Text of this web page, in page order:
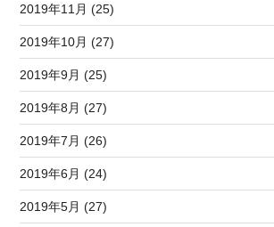
2019年11月 (25)
2019年10月 (27)
2019年9月 (25)
2019年8月 (27)
2019年7月 (26)
2019年6月 (24)
2019年5月 (27)